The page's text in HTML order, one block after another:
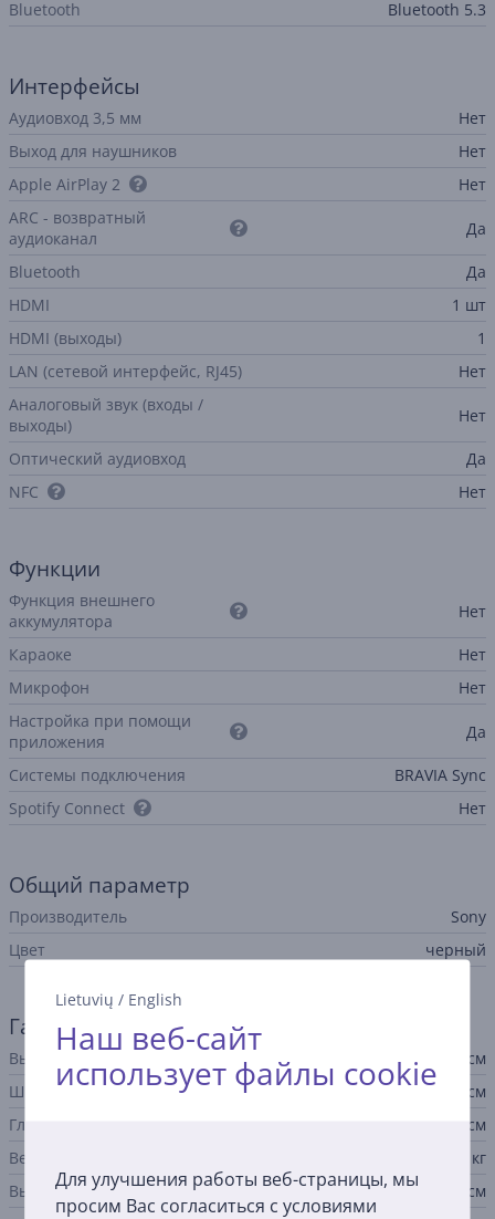
Lietuvių / English
Наш веб-сайт
использует файлы cookie
Для улучшения работы веб-страницы, мы
просим Вас согласиться с условиями
Bluetooth Bluetooth 5.3
Интерфейсы
Аудиовход 3,5 мм
Нет
Выход для наушников
Нет
Apple AirPlay 2
Нет
ARC - возвратный
аудиоканал
Да
Bluetooth
Да
HDMI
1 шт
HDMI (выходы)
1
LAN (сетевой интерфейс, RJ45)
Нет
Аналоговый звук (входы /
выходы)
Нет
Оптический аудиовход
Да
NFC
Нет
Функции
Функция внешнего
аккумулятора
Нет
Караоке
Нет
Микрофон
Нет
Настройка при помощи
приложения
Да
Системы подключения
BRAVIA Sync
Spotify Connect
Нет
Общий параметр
Производитель
Sony
Цвет
черный
Габариты
Высота колонки
6,4 см
Ширина колонки
90,7 см
Глубина колонки
9 см
Вес
2,6 кг
Высота сабвуфера
38,8 см